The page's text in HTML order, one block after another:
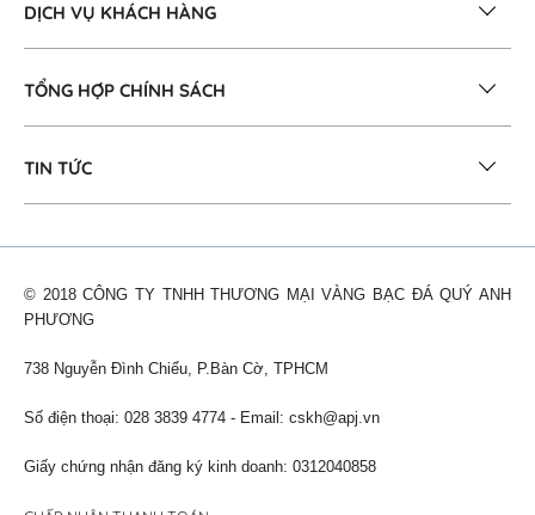
DỊCH VỤ KHÁCH HÀNG
TỔNG HỢP CHÍNH SÁCH
TIN TỨC
© 2018 CÔNG TY TNHH THƯƠNG MẠI VÀNG BẠC ĐÁ QUÝ ANH
PHƯƠNG
738 Nguyễn Đình Chiểu, P.Bàn Cờ, TPHCM
Số điện thoại: 028 3839 4774 - Email: cskh@apj.vn
Giấy chứng nhận đăng ký kinh doanh: 0312040858